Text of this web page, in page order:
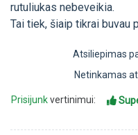
rutuliukas nebeveikia.
Tai tiek, šiaip tikrai buvau
Atsiliepimas
Netinkamas
Prisijunkvertinimui: